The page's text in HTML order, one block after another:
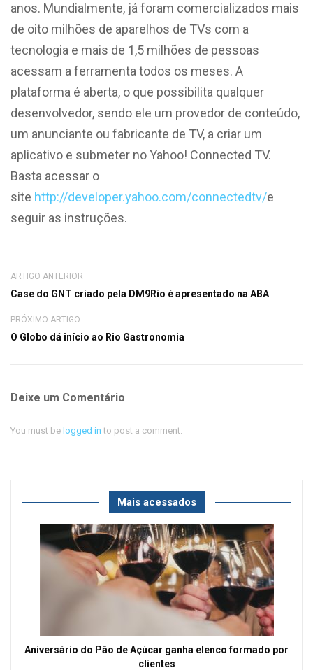
anos. Mundialmente, já foram comercializados mais
de oito milhões de aparelhos de TVs com a
tecnologia e mais de 1,5 milhões de pessoas
acessam a ferramenta todos os meses. A
plataforma é aberta, o que possibilita qualquer
desenvolvedor, sendo ele um provedor de conteúdo,
um anunciante ou fabricante de TV, a criar um
aplicativo e submeter no Yahoo! Connected TV.
Basta acessar o
site http://developer.yahoo.com/connectedtv/e
seguir as instruções.
ARTIGO ANTERIOR
Case do GNT criado pela DM9Rio é apresentado na ABA
PRÓXIMO ARTIGO
O Globo dá início ao Rio Gastronomia
Deixe um Comentário
You must be logged in to post a comment.
Mais acessados
Aniversário do Pão de Açúcar ganha elenco formado por
clientes